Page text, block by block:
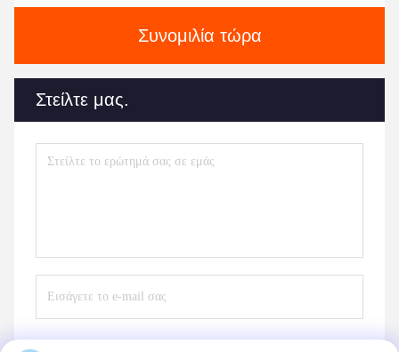
Συνομιλία τώρα
Στείλτε μας.